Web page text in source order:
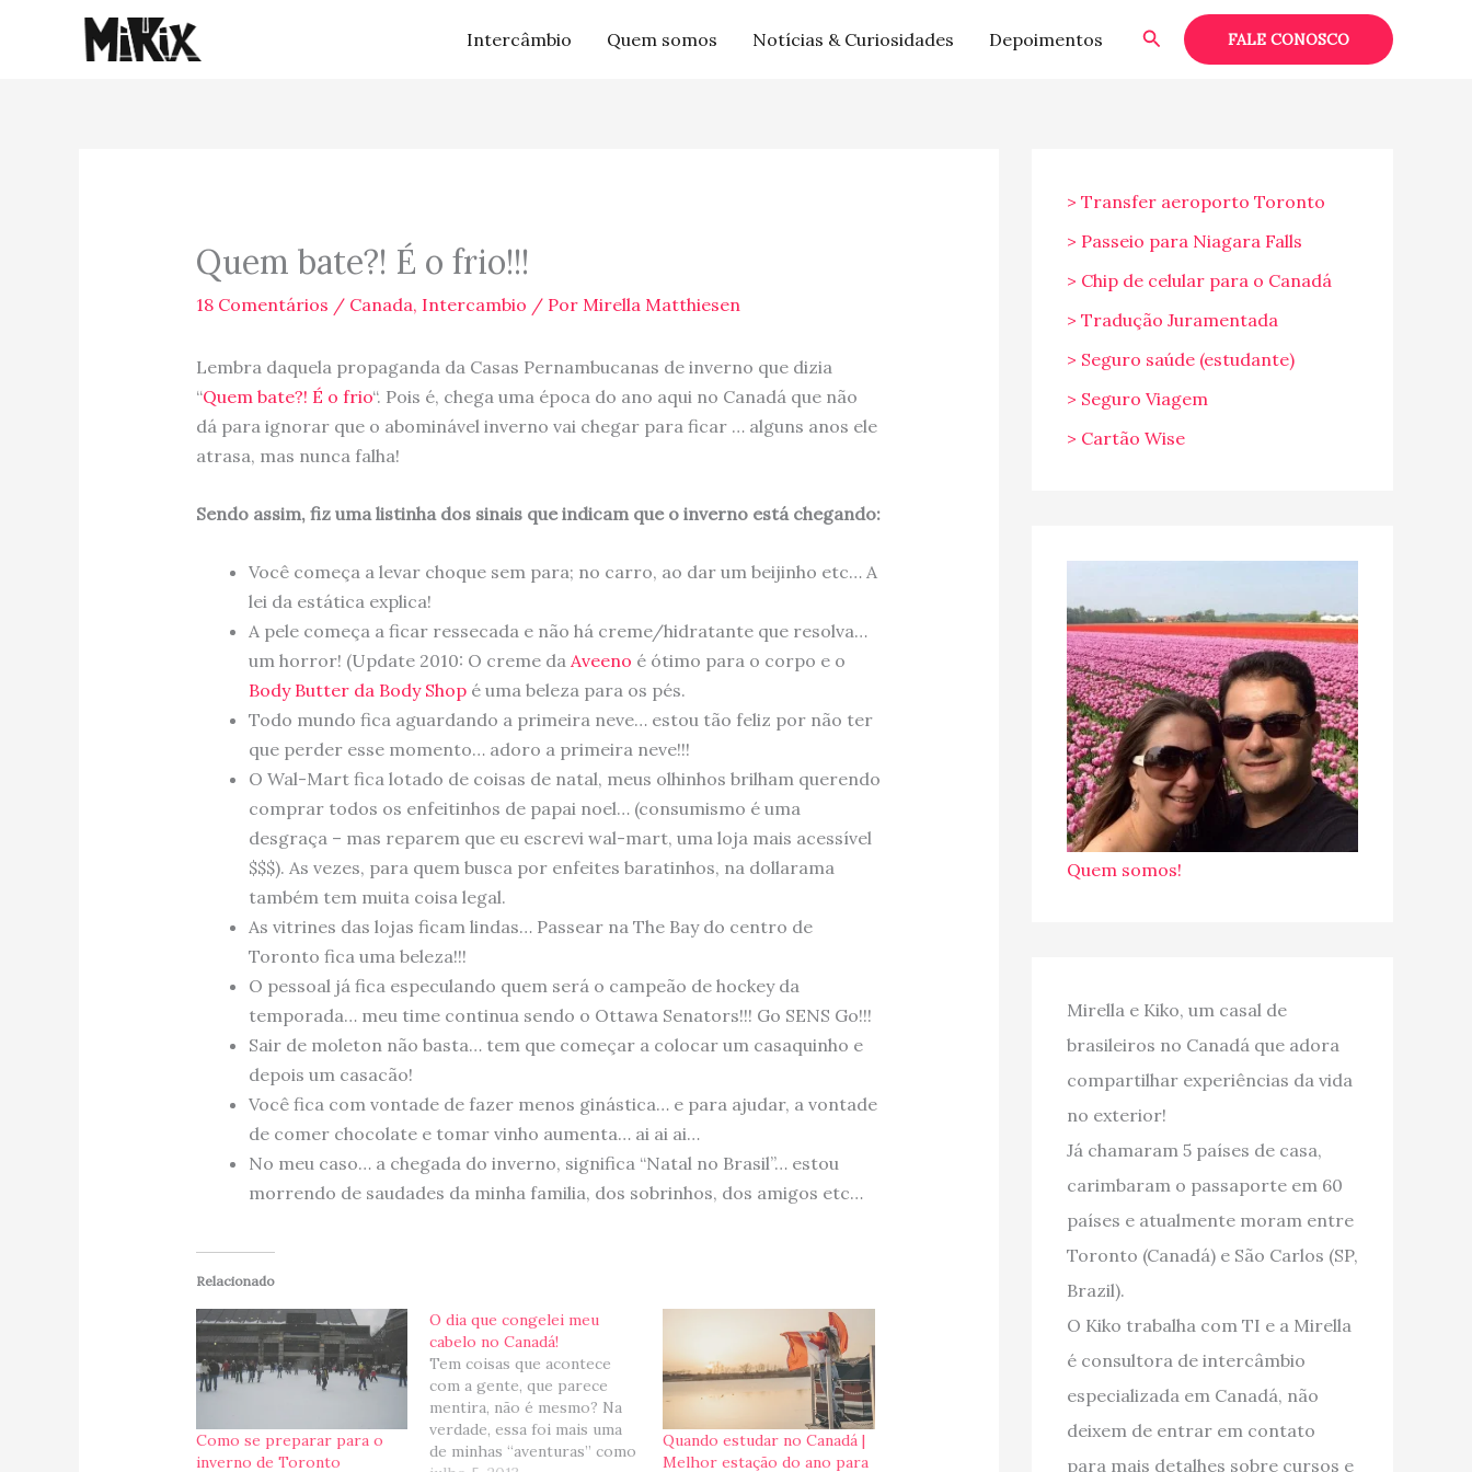
Intercâmbio Quem somos Notícias & Curiosidades Depoimentos PesquisarFALE CONOSCO
Quem bate?! É o frio!!!
18 Comentários / Canada, Intercambio / Por Mirella Matthiesen
Lembra daquela propaganda da Casas Pernambucanas de inverno que dizia
“Quem bate?! É o frio“. Pois é, chega uma época do ano aqui no Canadá que não
dá para ignorar que o abominável inverno vai chegar para ficar … alguns anos ele
atrasa, mas nunca falha!
Sendo assim, fiz uma listinha dos sinais que indicam que o inverno está chegando:
Você começa a levar choque sem para; no carro, ao dar um beijinho etc… A
lei da estática explica!
A pele começa a ficar ressecada e não há creme/hidratante que resolva…
um horror! (Update 2010: O creme da Aveeno é ótimo para o corpo e o
Body Butter da Body Shopé uma beleza para os pés.
Todo mundo fica aguardando a primeira neve… estou tão feliz por não ter
que perder esse momento… adoro a primeira neve!!!
O Wal-Mart fica lotado de coisas de natal, meus olhinhos brilham querendo
comprar todos os enfeitinhos de papai noel… (consumismo é uma
desgraça – mas reparem que eu escrevi wal-mart, uma loja mais acessível
$$$). As vezes, para quem busca por enfeites baratinhos, na dollarama
também tem muita coisa legal.
As vitrines das lojas ficam lindas… Passear na The Bay do centro de
Toronto fica uma beleza!!!
O pessoal já fica especulando quem será o campeão de hockey da
temporada… meu time continua sendo o Ottawa Senators!!! Go SENS Go!!!
Sair de moleton não basta… tem que começar a colocar um casaquinho e
depois um casacão!
Você fica com vontade de fazer menos ginástica… e para ajudar, a vontade
de comer chocolate e tomar vinho aumenta… ai ai ai…
No meu caso… a chegada do inverno, significa “Natal no Brasil”… estou
morrendo de saudades da minha familia, dos sobrinhos, dos amigos etc…
Relacionado
Como se preparar para o
inverno de Toronto
O dia que congelei meu
cabelo no Canadá!
Tem coisas que acontece
com a gente, que parece
mentira, não é mesmo? Na
verdade, essa foi mais uma
de minhas “aventuras” como
Quando estudar no Canadá |
Melhor estação do ano para
> Transfer aeroporto Toronto
> Passeio para Niagara Falls
> Chip de celular para o Canadá
> Tradução Juramentada
> Seguro saúde (estudante)
> Seguro Viagem
> Cartão Wise
Quem somos!
Mirella e Kiko, um casal de
brasileiros no Canadá que adora
compartilhar experiências da vida
no exterior!
Já chamaram 5 países de casa,
carimbaram o passaporte em 60
países e atualmente moram entre
Toronto (Canadá) e São Carlos (SP,
Brazil).
O Kiko trabalha com TI e a Mirella
é consultora de intercâmbio
especializada em Canadá, não
deixem de entrar em contato
para mais detalhes sobre cursos e